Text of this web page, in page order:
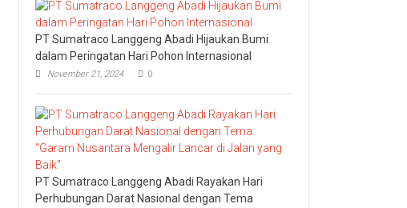
PT Sumatraco Langgeng Abadi Hijaukan Bumi
dalam Peringatan Hari Pohon Internasional
November 21, 2024 0
PT Sumatraco Langgeng Abadi Rayakan Hari
Perhubungan Darat Nasional dengan Tema